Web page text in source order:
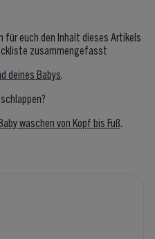
für euch den Inhalt dieses Artikels
zusammengefasst
deines Babys
waschen von Kopf bis Fuß